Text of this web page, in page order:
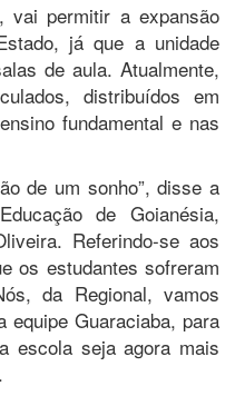
permitir a expansão
já que a unidade
de aula. Atualmente,
distribuídos em
fundamental e nas
de um sonho”, disse a
de Goianésia,
Referindo-se aos
os estudantes sofreram
da Regional, vamos
Guaraciaba, para
escola seja agora mais